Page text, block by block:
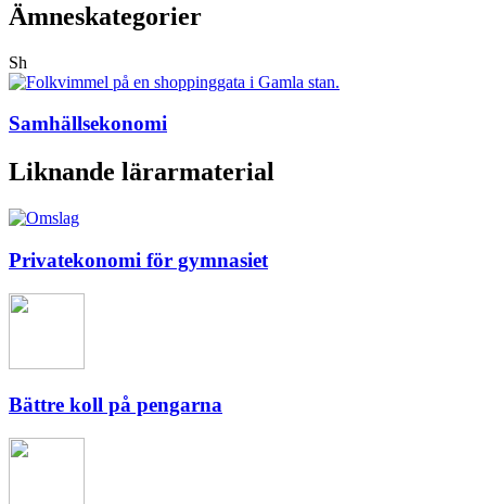
Ämneskategorier
Sh
Samhällsekonomi
Liknande lärarmaterial
Privatekonomi för gymnasiet
Bättre koll på pengarna